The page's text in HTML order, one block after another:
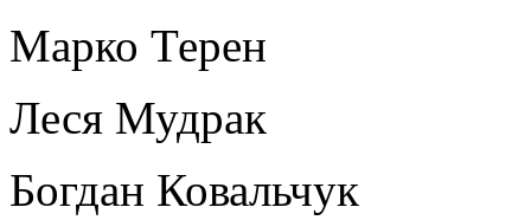
Марко Терен
Леся Мудрак
Богдан Ковальчук